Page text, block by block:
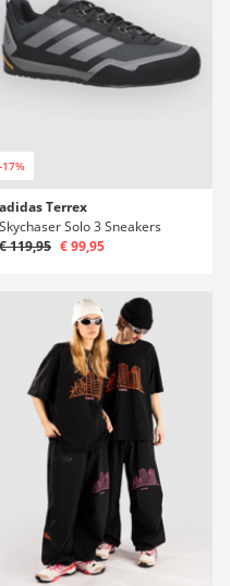
-17%
adidas Terrex
Skychaser Solo 3 Sneakers
€ 119,95 € 99,95